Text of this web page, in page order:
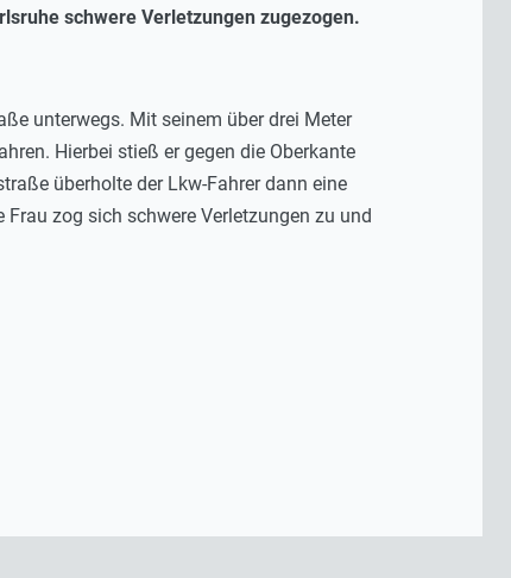
schwere Verletzungen zugezogen.
unterwegs. Mit seinem über drei Meter
Hierbei stieß er gegen die Oberkante
überholte der Lkw-Fahrer dann eine
zog sich schwere Verletzungen zu und